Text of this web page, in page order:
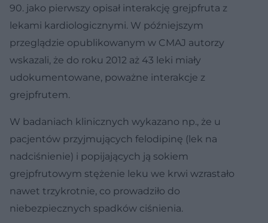
90. jako pierwszy opisał interakcję grejpfruta z
lekami kardiologicznymi. W późniejszym
przeglądzie opublikowanym w CMAJ autorzy
wskazali, że do roku 2012 aż 43 leki miały
udokumentowane, poważne interakcje z
grejpfrutem.
W badaniach klinicznych wykazano np., że u
pacjentów przyjmujących felodipinę (lek na
nadciśnienie) i popijających ją sokiem
grejpfrutowym stężenie leku we krwi wzrastało
nawet trzykrotnie, co prowadziło do
niebezpiecznych spadków ciśnienia.